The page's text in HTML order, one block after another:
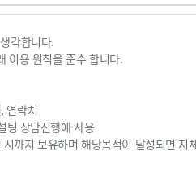
각합니다.
이용 원칙을 준수 합니다.
연락처
팅 상담진행에 사용
까지 보유하며 해당목적이 달성되면 지